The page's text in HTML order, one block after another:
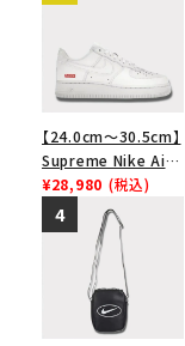
【24.0cm～30.5cm】
Supreme Nike Air
Force 1 Low シュプ
リーム ナイキエアフォ
ース１スニーカー シ
ューズ ホワイト
¥28,980 (税込)